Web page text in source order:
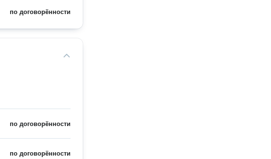
по договорённости
по договорённости
по договорённости